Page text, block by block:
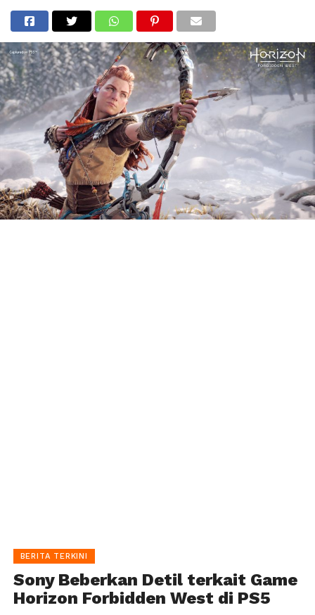
BERITA TERKINI
Sony Beberkan Detil terkait Game
Horizon Forbidden West di PS5